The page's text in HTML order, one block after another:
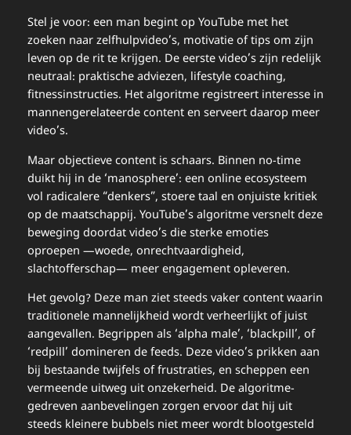
Stel je voor: een man begint op YouTube met het
zoeken naar zelfhulpvideo’s, motivatie of tips om zijn
leven op de rit te krijgen. De eerste video’s zijn redelijk
neutraal: praktische adviezen, lifestyle coaching,
fitness­instructies. Het algoritme registreert interesse in
mannen­gerelateerde content en serveert daarop meer
video’s.
Maar objectieve content is schaars. Binnen no-time
duikt hij in de ‘manosphere’: een online ecosysteem
vol radicalere “denkers”, stoere taal en onjuiste kritiek
op de maatschappij. YouTube’s algoritme versnelt deze
beweging doordat video’s die sterke emoties
oproepen —woede, onrechtvaardigheid,
slachtofferschap— meer engagement opleveren.
Het gevolg? Deze man ziet steeds vaker content waarin
traditionele mannelijkheid wordt verheerlijkt of juist
aangevallen. Begrippen als ‘alpha male’, ‘blackpill’, of
‘redpill’ domineren de feeds. Deze video’s prikken aan
bij bestaande twijfels of frustraties, en scheppen een
vermeende uitweg uit onzekerheid. De algoritme-
gedreven aanbevelingen zorgen ervoor dat hij uit
steeds kleinere bubbels niet meer wordt blootgesteld